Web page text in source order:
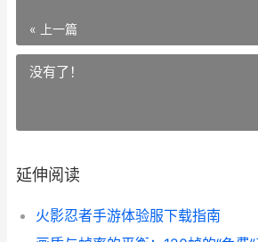
« 上一篇
没有了！
延伸阅读
火影忍者手游体验服下载指南